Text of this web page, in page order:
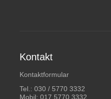
Kontakt
Kontaktformular
Tel.: 030 / 5770 3332
Mobil: 017 5770 3332